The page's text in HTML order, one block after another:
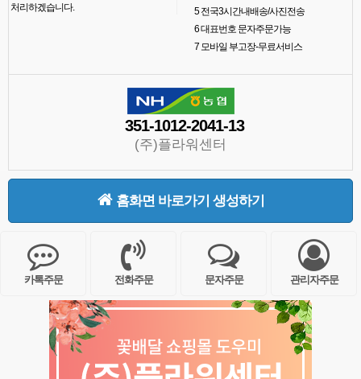
처리하겠습니다.
5전국3시간내배송/사진전송
6대표번호 문자주문가능
7모바일 부고장-무료서비스
351-1012-2041-13
(주)플라워센터
홈화면 바로가기 생성하기
카톡주문 전화주문 문자주문 관리자주문